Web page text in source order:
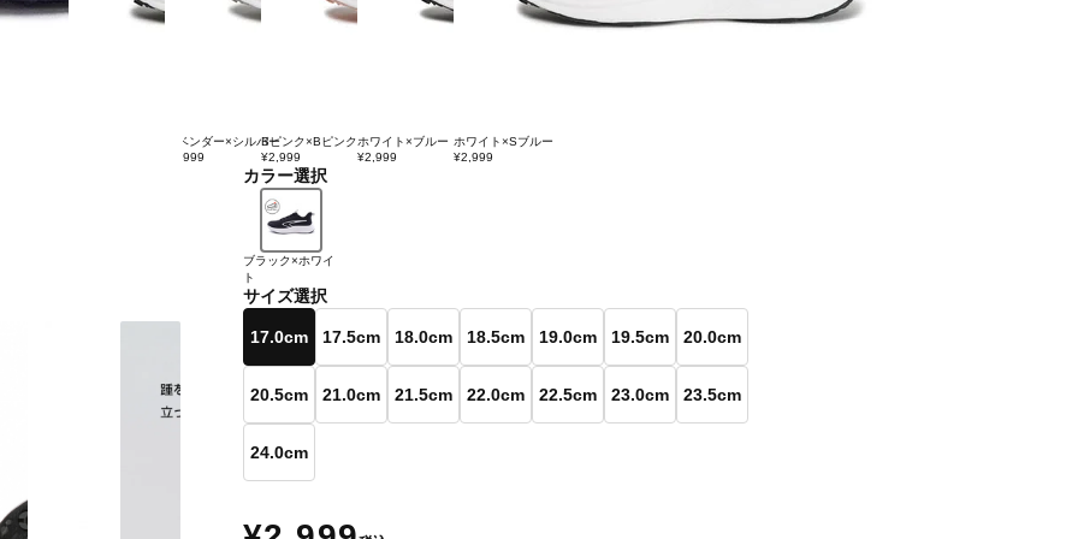
ラベンダー×シルバー
¥2,999
Bピンク×Bピンク
¥2,999
ホワイト×ブルー
¥2,999
ホワイト×Sブルー
¥2,999
カラー選択
ブラック×ホワイ
ト
サイズ選択
17.0cm 17.5cm 18.0cm 18.5cm 19.0cm 19.5cm 20.0cm
20.5cm 21.0cm 21.5cm 22.0cm 22.5cm 23.0cm 23.5cm
24.0cm